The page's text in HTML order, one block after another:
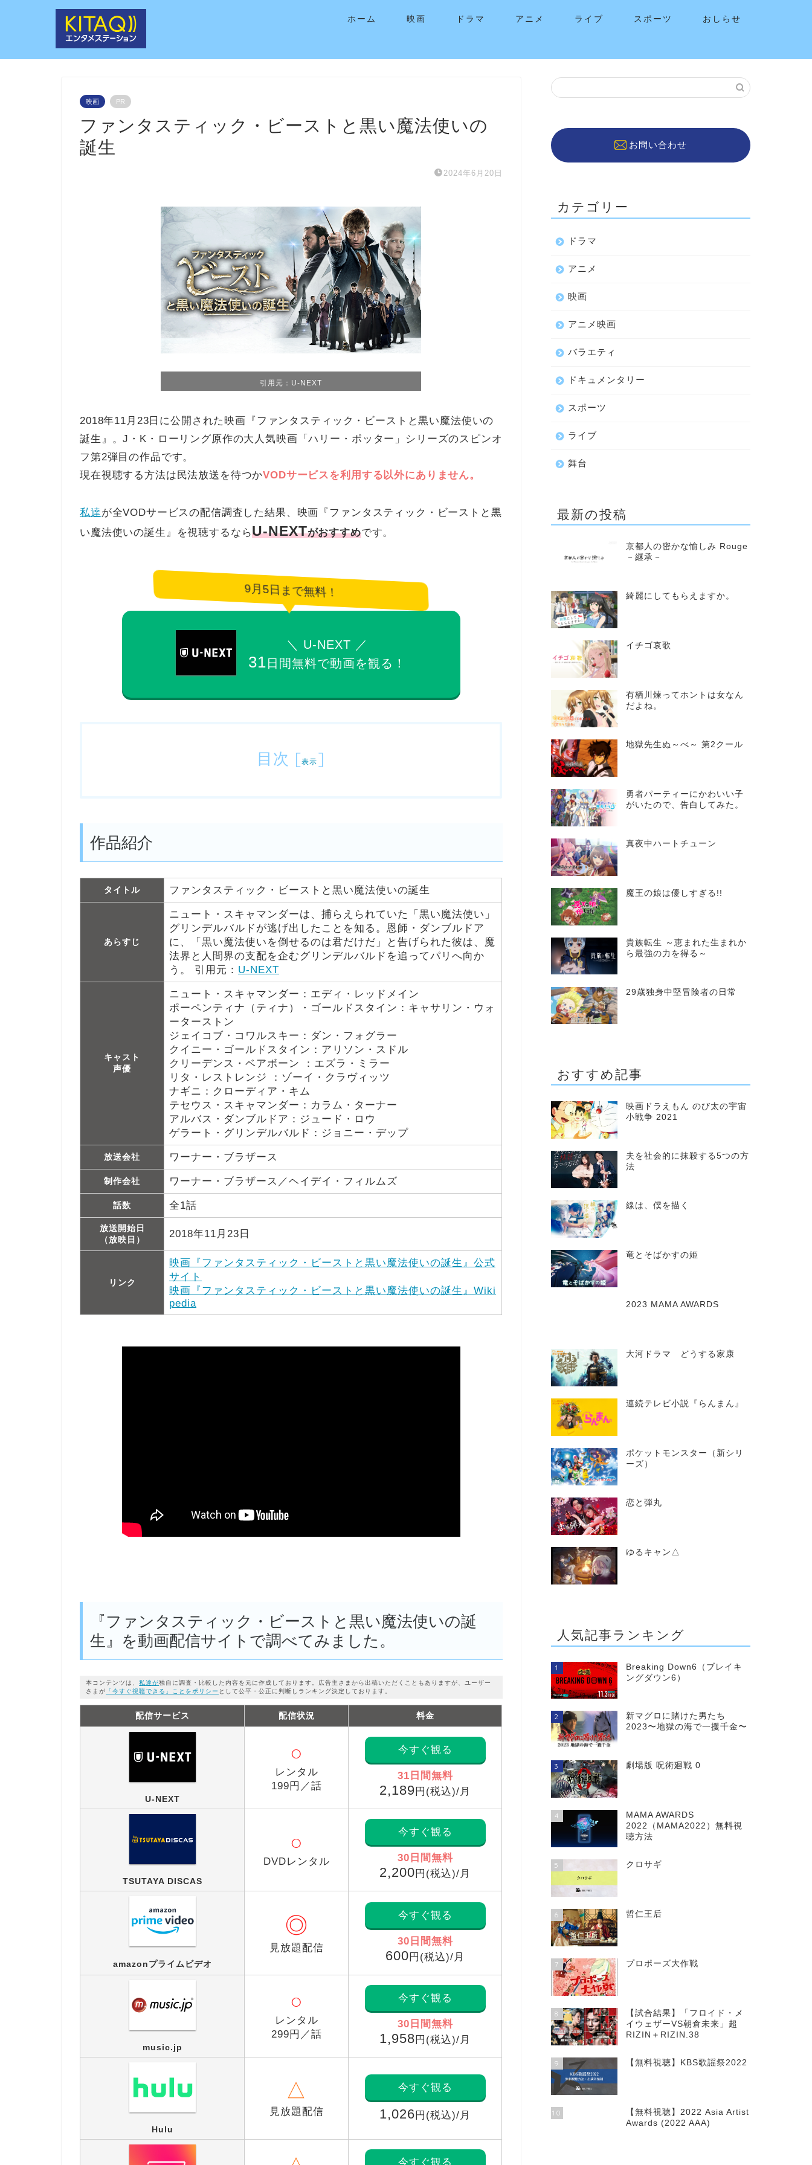
ホーム 映画 ドラマ アニメ ライブ スポーツ おしらせ
映画 PR
ファンタスティック・ビーストと黒い魔法使いの
誕生
2024年6月20日
引用元：U-NEXT
2018年11月23日に公開された映画『ファンタスティック・ビーストと黒い魔法使いの
誕生』。J・K・ローリング原作の大人気映画「ハリー・ポッター」シリーズのスピンオ
フ第2弾目の作品です。
現在視聴する方法は民法放送を待つかVODサービスを利用する以外にありません。
私達が全VODサービスの配信調査した結果、映画『ファンタスティック・ビーストと黒
い魔法使いの誕生』を視聴するならU-NEXTがおすすめです。
9月5日まで無料！
＼ U-NEXT ／
31日間無料で動画を観る！
目次 [表示 ]
作品紹介
タイトル ファンタスティック・ビーストと黒い魔法使いの誕生
あらすじ
ニュート・スキャマンダーは、捕らえられていた「黒い魔法使い」
グリンデルバルドが逃げ出したことを知る。恩師・ダンブルドア
に、「黒い魔法使いを倒せるのは君だけだ」と告げられた彼は、魔
法界と人間界の支配を企むグリンデルバルドを追ってパリへ向か
う。 引用元： U-NEXT
キャスト
声優
ニュート・スキャマンダー：エディ・レッドメイン
ポーペンティナ（ティナ）・ゴールドスタイン：キャサリン・ウォ
ーターストン
ジェイコブ・コワルスキー：ダン・フォグラー
クイニー・ゴールドスタイン：アリソン・スドル
クリーデンス・ベアボーン ：エズラ・ミラー
リタ・レストレンジ ：ゾーイ・クラヴィッツ
ナギニ：クローディア・キム
テセウス・スキャマンダー：カラム・ターナー
アルバス・ダンブルドア：ジュード・ロウ
ゲラート・グリンデルバルド：ジョニー・デップ
放送会社 ワーナー・ブラザース
制作会社 ワーナー・ブラザース／ヘイデイ・フィルムズ
話数 全1話
放送開始日
（放映日）
2018年11月23日
リンク
映画『ファンタスティック・ビーストと黒い魔法使いの誕生』公式
サイト
映画『ファンタスティック・ビーストと黒い魔法使いの誕生』Wiki
pedia
『ファンタスティック・ビーストと黒い魔法使いの誕
生』を動画配信サイトで調べてみました。
本コンテンツは、私達が独自に調査・比較した内容を元に作成しております。広告主さまから出稿いただくこともありますが、ユーザー
さまが 「今すぐ視聴できる」ことをポリシー として公平・公正に判断しランキング決定しております。
配信サービス 配信状況 料金
U-NEXT
○
レンタル
199円／話
今すぐ観る
31日間無料
2,189 円(税込)/月
TSUTAYA DISCAS
○
DVDレンタル
今すぐ観る
30日間無料
2,200 円(税込)/月
amazonプライムビデオ
◎
見放題配信
今すぐ観る
30日間無料
600 円(税込)/月
music.jp
○
レンタル
299円／話
今すぐ観る
30日間無料
1,958 円(税込)/月
Hulu
△
見放題配信
今すぐ観る
1,026 円(税込)/月
今すぐ観る
お問い合わせ
カテゴリー
ドラマ
アニメ
映画
アニメ映画
バラエティ
ドキュメンタリー
スポーツ
ライブ
舞台
最新の投稿
京都人の密かな愉しみ Rouge
－継承－
綺麗にしてもらえますか。
イチゴ哀歌
有栖川煉ってホントは女なん
だよね。
地獄先生ぬ～べ～ 第2クール
勇者パーティーにかわいい子
がいたので、告白してみた。
真夜中ハートチューン
魔王の娘は優しすぎる!!
貴族転生 ～恵まれた生まれか
ら最強の力を得る～
29歳独身中堅冒険者の日常
おすすめ記事
映画ドラえもん のび太の宇宙
小戦争 2021
夫を社会的に抹殺する5つの方
法
線は、僕を描く
竜とそばかすの姫
2023 MAMA AWARDS
大河ドラマ どうする家康
連続テレビ小説『らんまん』
ポケットモンスター（新シリ
ーズ）
恋と弾丸
ゆるキャン△
人気記事ランキング
1
Breaking Down6（ブレイキ
ングダウン6）
2
新マグロに賭けた男たち
2023〜地獄の海で一攫千金〜
3 劇場版 呪術廻戦 0
4
MAMA AWARDS
2022（MAMA2022）無料視
聴方法
5 クロサギ
6 哲仁王后
7 プロポーズ大作戦
8
【試合結果】「フロイド・メ
イウェザーVS朝倉未来」超
RIZIN＋RIZIN.38
9 【無料視聴】KBS歌謡祭2022
10
【無料視聴】2022 Asia Artist
Awards (2022 AAA)